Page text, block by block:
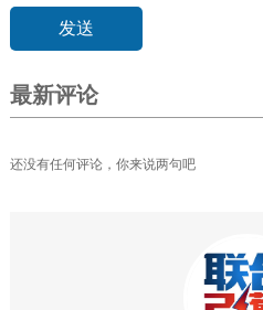
最新评论
还没有任何评论，你来说两句吧